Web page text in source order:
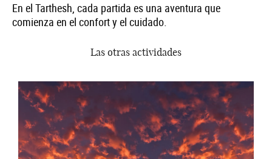
En el Tarthesh, cada partida es una aventura que
comienza en el confort y el cuidado.
Las otras actividades